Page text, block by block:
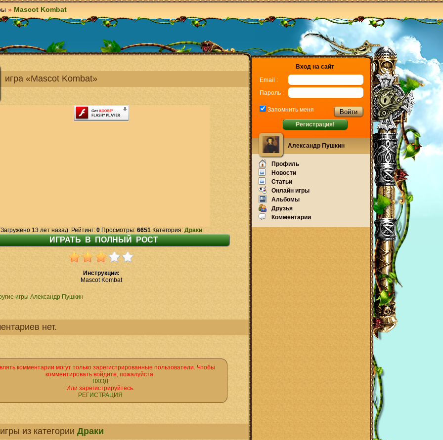
» Mascot Kombat
игра «Mascot Kombat»
Загружено 13 лет назад. Рейтинг: 0Просмотры: 6651Категория: Драки
Инструкции:
Mascot Kombat
игры Александр Пушкин
нет.
комментарии могут только зарегистрированные пользователи. Чтобы
комментировать войдите, пожалуйста.
ВХОД
Или зарегистрируйтесь.
РЕГИСТРАЦИЯ
из категории Драки
Вход на сайт
Email :
Пароль :
Запомнить меня
Регистрация!
Александр Пушкин
Профиль
Новости
Статьи
Онлайн игры
Альбомы
Друзья
Комментарии